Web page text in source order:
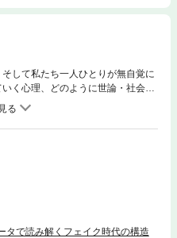
して私たち一人ひとりが無自覚に
く心理、どのように世論・社会が
ら紐解く一冊。
で読み解くフェイク時代の構造